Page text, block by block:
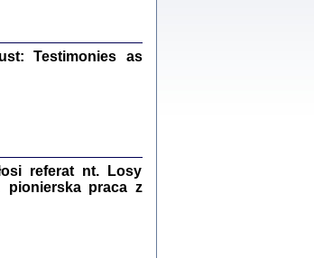
GODZINA ...
1943-1944
Testimonies as
referat nt. Losy
pionierska praca z